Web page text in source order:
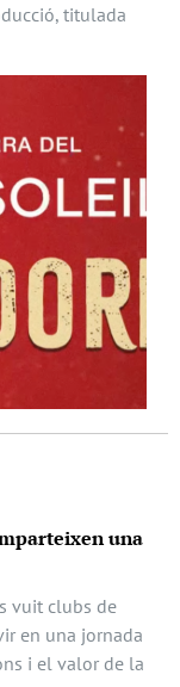
titulada
una
vuit clubs de
en una jornada
i el valor de la